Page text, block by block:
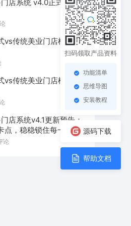
店系统 v4.0正式发布
vs传统美业门店模式 调
vs传统美业门店模式 调
店系统v4.1更新预告：
点，稳稳锁住每一笔订
论
扫码领取产品资料
功能清单
思维导图
安装教程
源码下载
帮助文档